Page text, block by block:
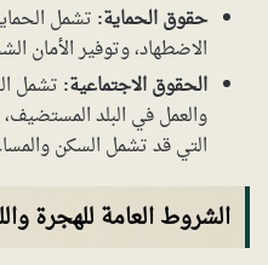
حقوق الحماية: تشمل
الاضطهاد، وتوفير الأمان
الحقوق الاجتماعية: تشمل
والعمل في البلد المستضيف،
التي قد تشمل السكن
الشروط العامة للهجرة